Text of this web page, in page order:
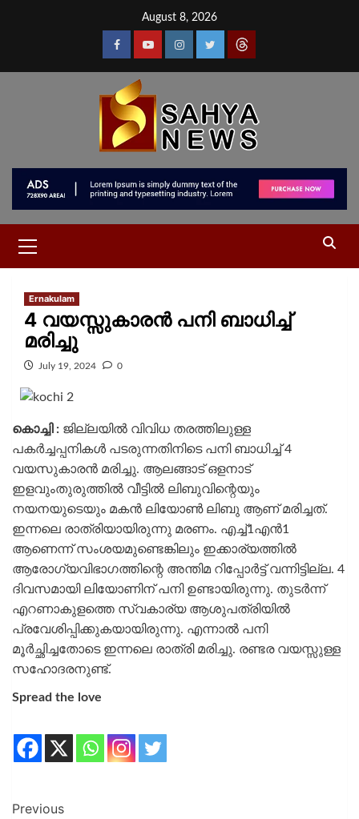
August 8, 2026
Ernakulam
4 വയസ്സുകാരൻ പനി ബാധിച്ച്
മരിച്ചു
July 19, 2024 0
കൊച്ചി : ജില്ലയിൽ വിവിധ തരത്തിലുള്ള
പകർച്ചപ്പനികൾ പടരുന്നതിനിടെ പനി ബാധിച്ച് 4
വയസുകാരൻ മരിച്ചു. ആലങ്ങാട് ഒളനാട്
ഇളവുംതുരുത്തിൽ വീട്ടിൽ ലിബുവിന്റെയും
നയനയുടെയും മകൻ ലിയോൺ ലിബു ആണ് മരിച്ചത്.
ഇന്നലെ രാത്രിയായിരുന്നു മരണം. എച്ച്1എൻ1
ആണെന്ന് സംശയമുണ്ടെങ്കിലും ഇക്കാര്യത്തിൽ
ആരോഗ്യവിഭാഗത്തിന്റെ അന്തിമ റിപ്പോർട്ട് വന്നിട്ടില്ല. 4
ദിവസമായി ലിയോണിന് പനി ഉണ്ടായിരുന്നു. തുടർന്ന്
എറണാകുളത്തെ സ്വകാര്യ ആശുപത്രിയിൽ
പ്രവേശിപ്പിക്കുകയായിരുന്നു. എന്നാൽ പനി
മൂർച്ഛിച്ചതോടെ ഇന്നലെ രാത്രി മരിച്ചു. രണ്ടര വയസ്സുള്ള
സഹോദരനുണ്ട്.
Spread the love
Previous